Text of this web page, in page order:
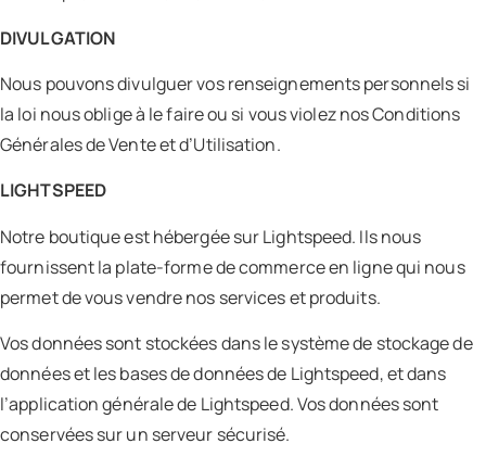
DIVULGATION
Nous pouvons divulguer vos renseignements personnels si
la loi nous oblige à le faire ou si vous violez nos Conditions
Générales de Vente et d’Utilisation.
LIGHTSPEED
Notre boutique est hébergée sur Lightspeed. Ils nous
fournissent la plate-forme de commerce en ligne qui nous
permet de vous vendre nos services et produits.
Vos données sont stockées dans le système de stockage de
données et les bases de données de Lightspeed, et dans
l’application générale de Lightspeed. Vos données sont
conservées sur un serveur sécurisé.